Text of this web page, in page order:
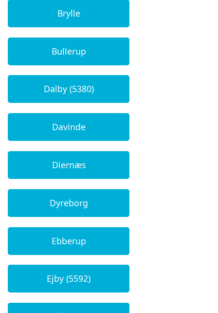
Brylle
Bullerup
Dalby (5380)
Davinde
Diernæs
Dyreborg
Ebberup
Ejby (5592)